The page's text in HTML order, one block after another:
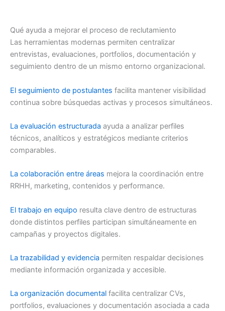
Qué ayuda a mejorar el proceso de reclutamiento
Las herramientas modernas permiten centralizar
entrevistas, evaluaciones, portfolios, documentación y
seguimiento dentro de un mismo entorno organizacional.
El seguimiento de postulantes facilita mantener visibilidad
continua sobre búsquedas activas y procesos simultáneos.
La evaluación estructurada ayuda a analizar perfiles
técnicos, analíticos y estratégicos mediante criterios
comparables.
La colaboración entre áreas mejora la coordinación entre
RRHH, marketing, contenidos y performance.
El trabajo en equipo resulta clave dentro de estructuras
donde distintos perfiles participan simultáneamente en
campañas y proyectos digitales.
La trazabilidad y evidencia permiten respaldar decisiones
mediante información organizada y accesible.
La organización documental facilita centralizar CVs,
portfolios, evaluaciones y documentación asociada a cada